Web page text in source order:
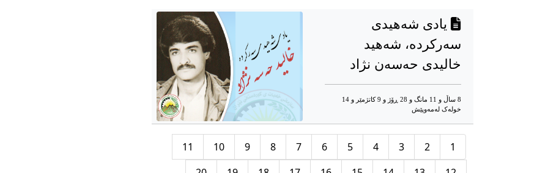
یادی شەهیدی
سەرکردە، شەهید
خالیدی حەسەن نژاد
8 ساڵ و 11 مانگ و 28 ڕۆژ و 9 کاتژمێر و 14
خوله‌ک له‌مه‌وپێش‌
1
2
3
4
5
6
7
8
9
10
11